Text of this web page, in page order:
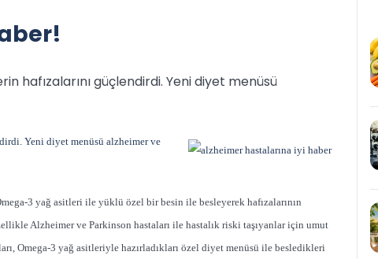
hafızalarını güçlendirdi. Yeni diyet menüsü
Yeni diyet menüsü alzheimer ve
3 yağ asitleri ile yüklü özel bir besin ile besleyerek hafızalarının
Alzheimer ve Parkinson hastaları ile hastalık riski taşıyanlar için umut
Omega-3 yağ asitleriyle hazırladıkları özel diyet menüsü ile besledikleri